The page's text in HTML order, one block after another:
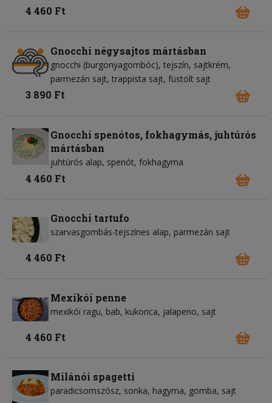
4 460 Ft
Gnocchi négysajtos mártásban
gnocchi (burgonyagombóc) tejszín sajtkrém
parmezán sajt trappista sajt füstölt sajt
3 890 Ft
Gnocchi spenótos, fokhagymás, juhtúrós
mártásban
juhtúrós alap spenót fokhagyma
4 460 Ft
Gnocchi tartufo
szarvasgombás-tejszínes alap parmezán sajt
4 460 Ft
Mexikói penne
mexikói ragu bab kukorica jalapeno sajt
4 460 Ft
Milánói spagetti
paradicsomszósz sonka hagyma gomba sajt